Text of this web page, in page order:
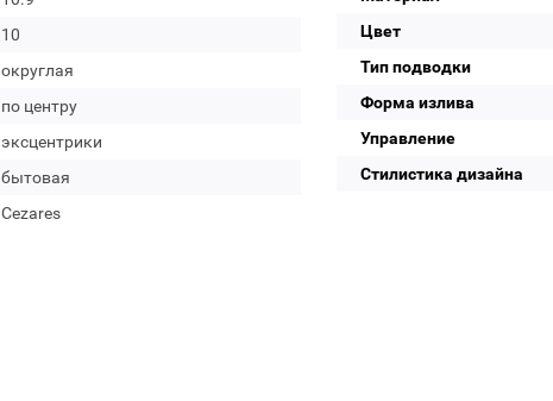
10
округлая
по центру
эксцентрики
бытовая
Cezares
Цвет
Тип подводки
Форма излива
Управление
Стилистика дизайна